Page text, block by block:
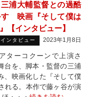
浦大輔監督との過酷
す 映画『そして僕は
【インタビュー】
インタビュー 2023年1月8日
ターコクーンで上演さ
台を、脚本・監督の三浦
、映画化した『そして僕
れる。本作で藤ヶ谷が演